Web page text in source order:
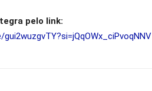
pelo link: